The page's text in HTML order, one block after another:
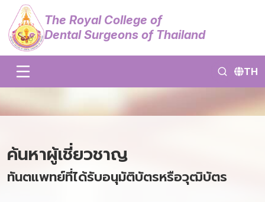
The Royal College of
Dental Surgeons of Thailand
TH
ค้นหาผู้เชี่ยวชาญ
ทันตแพทย์ที่ได้รับอนุมัติบัตรหรือวุฒิบัตร